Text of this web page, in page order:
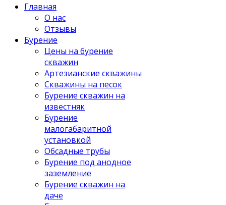
Главная
О нас
Отзывы
Бурение
Цены на бурение
скважин
Артезианские скважины
Скважины на песок
Бурение скважин на
известняк
Бурение
малогабаритной
установкой
Обсадные трубы
Бурение под анодное
заземление
Бурение скважин на
даче